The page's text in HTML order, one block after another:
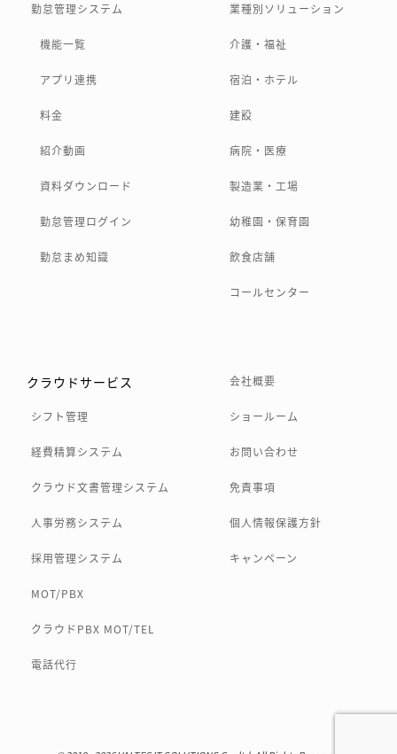
勤怠管理システム
機能一覧
アプリ連携
料金
紹介動画
資料ダウンロード
勤怠管理ログイン
勤怠まめ知識
業種別ソリューション
介護・福祉
宿泊・ホテル
建設
病院・医療
製造業・工場
幼稚園・保育園
飲食店舗
コールセンター
クラウドサービス
シフト管理
経費精算システム
クラウド文書管理システム
人事労務システム
採用管理システム
MOT/PBX
クラウドPBX MOT/TEL
電話代行
会社概要
ショールーム
お問い合わせ
免責事項
個人情報保護方針
キャンペーン